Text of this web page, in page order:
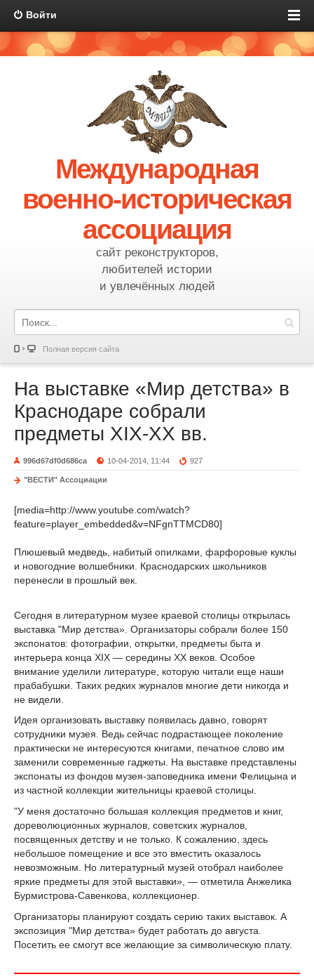
Войти
Международная
военно-историческая
ассоциация
сайт реконструкторов,
любителей истории
и увлечённых людей
Полная версия сайта
На выставке «Мир детства» в
Краснодаре собрали
предметы XIX-XX вв.
996d67df0d686ca 10-04-2014, 11:44 927
"ВЕСТИ" Ассоциации
[media=http://www.youtube.com/watch?
feature=player_embedded&v=NFgnTTMCD80]
Плюшевый медведь, набитый опилками, фарфоровые куклы
и новогодние волшебники. Краснодарских школьников
перенесли в прошлый век.
Сегодня в литературном музее краевой столицы открылась
выставка "Мир детства». Организаторы собрали более 150
экспонатов: фотографии, открытки, предметы быта и
интерьера конца XIX — середины XX веков. Особое
внимание уделили литературе, которую читали еще наши
прабабушки. Таких редких журналов многие дети никогда и
не видели.
Идея организовать выставку появилась давно, говорят
сотрудники музея. Ведь сейчас подрастающее поколение
практически не интересуются книгами, печатное слово им
заменили современные гаджеты. На выставке представлены
экспонаты из фондов музея-заповедника имени Фелицына и
из частной коллекции жительницы краевой столицы.
"У меня достаточно большая коллекция предметов и книг,
дореволюционных журналов, советских журналов,
посвященных детству и не только. К сожалению, здесь
небольшое помещение и все это вместить оказалось
невозможным. Но литературный музей отобрал наиболее
яркие предметы для этой выставки», — отметила Анжелика
Бурмистрова-Савенкова, коллекционер.
Организаторы планируют создать серию таких выставок. А
экспозиция "Мир детства» будет работать до августа.
Посетить ее смогут все желающие за символическую плату.